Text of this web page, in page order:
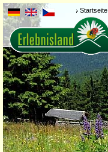
Startseite